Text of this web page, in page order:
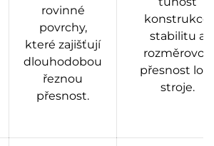
rovinné
povrchy,
které zajišťují
dlouhodobou
řeznou
přesnost.
konstrukce,
stabilitu a
rozměrovou
přesnost
stroje.